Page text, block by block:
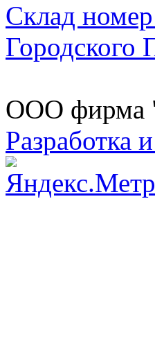
Склад
Городского
ООО фирма
Разработка